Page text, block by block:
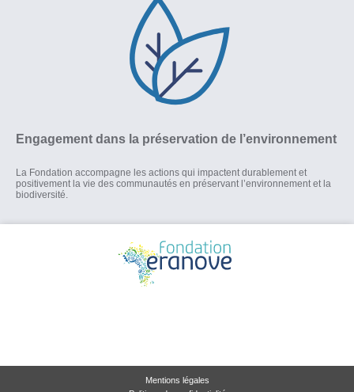
Engagement dans la préservation de l’environnement
La Fondation accompagne les actions qui impactent durablement et
positivement la vie des communautés en préservant l’environnement et la
biodiversité.
Mentions légales